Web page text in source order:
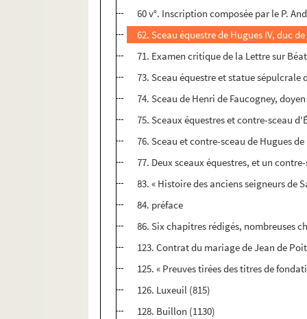
60 v°. Inscription composée par le P.
62. Sceau équestre de Hugues IV, duc
71. Examen critique de la Lettre sur
73. Sceau équestre et statue
74. Sceau de Henri de Faucogney,
75. Sceaux équestres et contre-sceau
76. Sceau et contre-sceau de Hugues
77. Deux sceaux équestres, et un
83. « Histoire des anciens seigneurs
84. préface
86. Six chapitres rédigés, nombreuses
123. Contrat du mariage de Jean de
125. « Preuves tirées des titres de
126. Luxeuil (815)
128. Buillon (1130)